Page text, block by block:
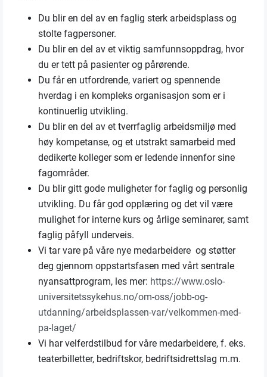
Du blir en del av en faglig sterk arbeidsplass og
stolte fagpersoner.
Du blir en del av et viktig samfunnsoppdrag, hvor
du er tett på pasienter og pårørende.
Du får en utfordrende, variert og spennende
hverdag i en kompleks organisasjon som er i
kontinuerlig utvikling.
Du blir en del av et tverrfaglig arbeidsmiljø med
høy kompetanse, og et utstrakt samarbeid med
dedikerte kolleger som er ledende innenfor sine
fagområder.
Du blir gitt gode muligheter for faglig og personlig
utvikling. Du får god opplæring og det vil være
mulighet for interne kurs og årlige seminarer, samt
faglig påfyll underveis.
Vi tar vare på våre nye medarbeidere og støtter
deg gjennom oppstartsfasen med vårt sentrale
nyansattprogram, les mer: https://www.oslo-
universitetssykehus.no/om-oss/jobb-og-
utdanning/arbeidsplassen-var/velkommen-med-
pa-laget/
Vi har velferdstilbud for våre medarbeidere, f. eks.
teaterbilletter, bedriftskor, bedriftsidrettslag m.m.